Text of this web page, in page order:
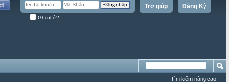
Đăng Ký
Trợ giúp
Ghi nhớ?
Tìm kiếm nâng cao